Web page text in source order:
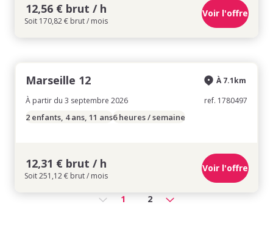
12,56 € brut / h
Soit 170,82 € brut / mois
Voir l'offre
Marseille 12
À partir du 3 septembre 2026
À 7.1km
ref. 1780497
2 enfants, 4 ans, 11 ans6 heures / semaine
12,31 € brut / h
Soit 251,12 € brut / mois
Voir l'offre
1 2